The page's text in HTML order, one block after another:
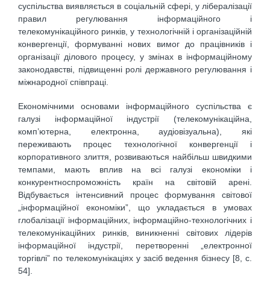
суспільства виявляється в соціальній сфері, у лібералізації
правил регулювання інформаційного і
телекомунікаційного ринків, у технологічній і організаційній
конвергенції, формуванні нових вимог до працівників і
організації ділового процесу, у змінах в інформаційному
законодавстві, підвищенні ролі державного регулювання і
міжнародної співпраці.
Економічними основами інформаційного суспільства є
галузі інформаційної індустрії (телекомунікаційна,
комп’ютерна, електронна, аудіовізуальна), які
переживають процес технологічної конвергенції і
корпоративного злиття, розвиваються найбільш швидкими
темпами, мають вплив на всі галузі економіки і
конкурентноспроможність країн на світовій арені.
Відбувається інтенсивний процес формування світової
„інформаційної економіки”, що укладається в умовах
глобалізації інформаційних, інформаційно-технологічних і
телекомунікаційних ринків, виникненні світових лідерів
інформаційної індустрії, перетворенні „електронної
торгівлі” по телекомунікаціях у засіб ведення бізнесу [8, с.
54].